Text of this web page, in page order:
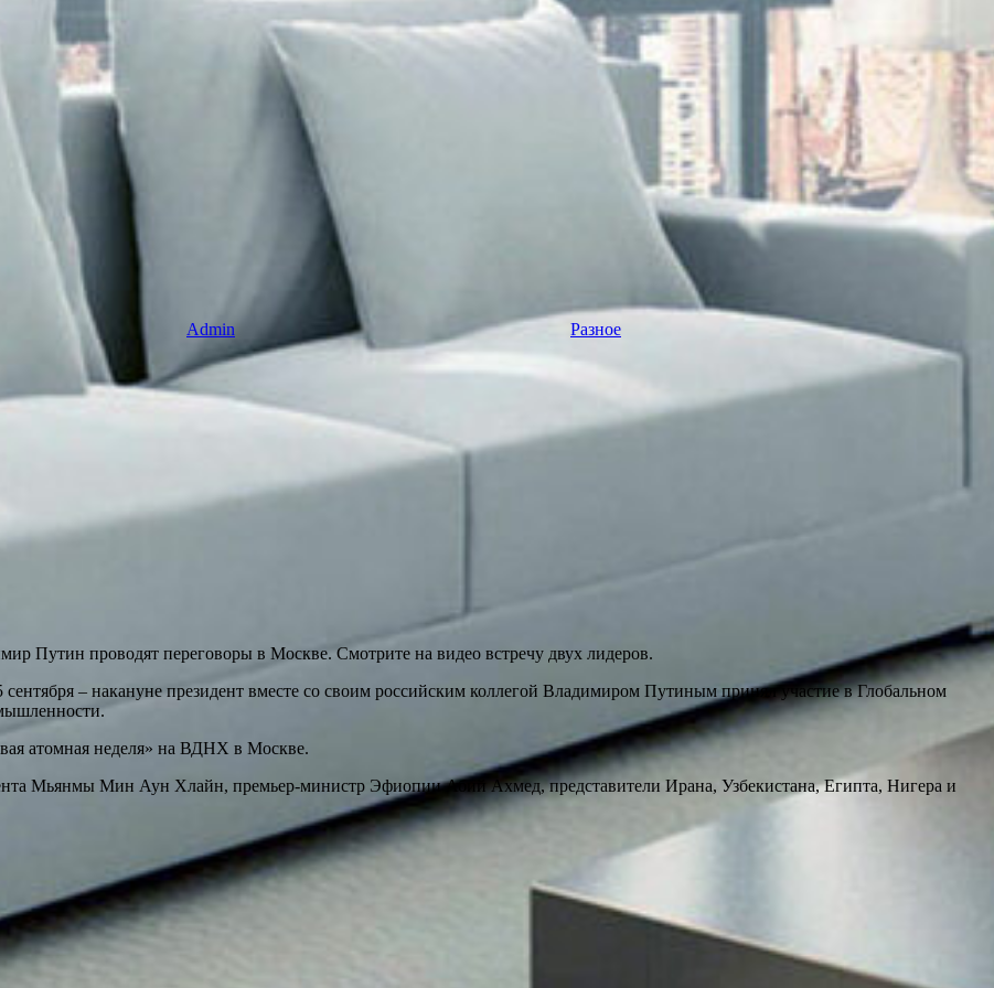
Admin Разное
Путин проводят переговоры в Москве. Смотрите на видео встречу двух лидеров.
– накануне президент вместе со своим российским коллегой Владимиром Путиным принял участие в Глобальном
атомная неделя» на ВДНХ в Москве.
Мьянмы Мин Аун Хлайн, премьер-министр Эфиопии Абий Ахмед, представители Ирана, Узбекистана, Египта, Нигера и